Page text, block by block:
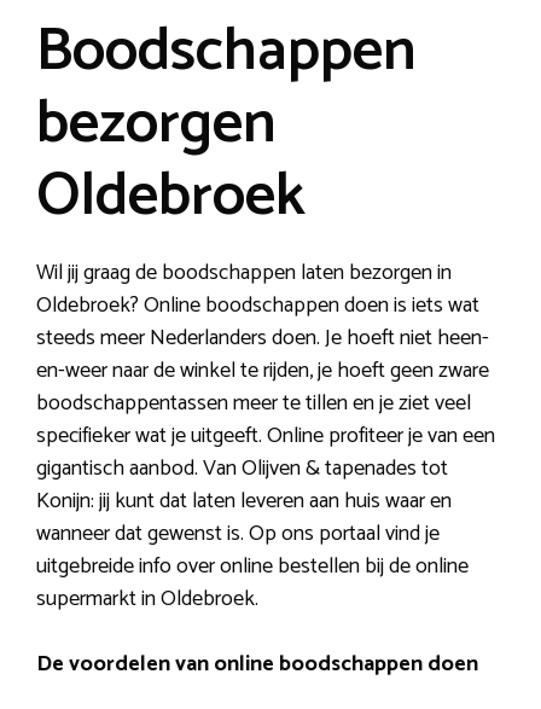
Boodschappen
bezorgen
Oldebroek
Wil jij graag de boodschappen laten bezorgen in
Oldebroek? Online boodschappen doen is iets wat
steeds meer Nederlanders doen. Je hoeft niet heen-
en-weer naar de winkel te rijden, je hoeft geen zware
boodschappentassen meer te tillen en je ziet veel
specifieker wat je uitgeeft. Online profiteer je van een
gigantisch aanbod. Van Olijven & tapenades tot
Konijn: jij kunt dat laten leveren aan huis waar en
wanneer dat gewenst is. Op ons portaal vind je
uitgebreide info over online bestellen bij de online
supermarkt in Oldebroek.
De voordelen van online boodschappen doen